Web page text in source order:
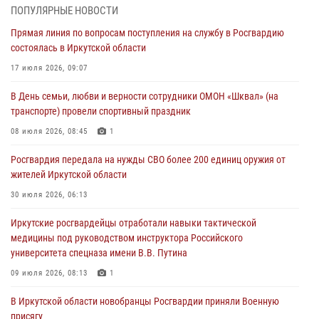
жителей Иркутской области
При силовой поддержке СОБР Росгвардии в Иркутской области
провели рейды по соблюдению миграционного законодательства
В честь 10-летия Росгвардии сотрудники вневедомственной охраны
из Ангарска познакомили отдыхающих детского лагеря со службой
29 июля 2026, 03:44
Росгвардейцы из Иркутска приняли участие в праздновании Дня
28 июля 2026, 07:15
ПОПУЛЯРНЫЕ НОВОСТИ
Прямая линия по вопросам поступления на службу в Росгвардию
состоялась в Иркутской области
17 июля 2026, 09:07
В День семьи, любви и верности сотрудники ОМОН «Шквал» (на
транспорте) провели спортивный праздник
08 июля 2026, 08:45 1
Росгвардия передала на нужды СВО более 200 единиц оружия от
жителей Иркутской области
30 июля 2026, 06:13
Иркутские росгвардейцы отработали навыки тактической
медицины под руководством инструктора Российского
университета спецназа имени В.В. Путина
09 июля 2026, 08:13 1
В Иркутской области новобранцы Росгвардии приняли Военную
присягу